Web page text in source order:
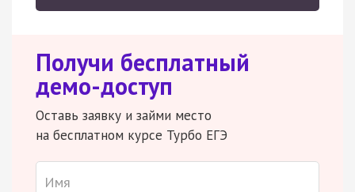
Получи бесплатный
демо-доступ
Оставь заявку и займи место
на бесплатном курсе Турбо ЕГЭ